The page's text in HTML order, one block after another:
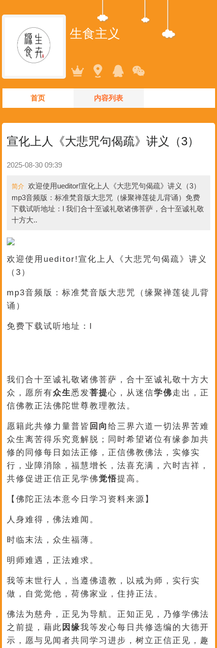
生食主义
首页 内容列表
宣化上人《大悲咒句偈疏》讲义（3）
2025-08-30 09:39
简介 欢迎使用ueditor!宣化上人《大悲咒句偈疏》讲义（3）
mp3音频版：标准梵音版大悲咒（缘聚禅莲徒儿背诵）免费
下载试听地址：l 我们合十至诚礼敬诸佛菩萨，合十至诚礼敬
十方大..
欢迎使用ueditor!宣化上人《大悲咒句偈疏》讲义
（3）
mp3音频版：标准梵音版大悲咒（缘聚禅莲徒儿背
诵）
免费下载试听地址：l
我们合十至诚礼敬诸佛菩萨，合十至诚礼敬十方大
众，愿所有众生悉发菩提心，从迷信学佛走出，正
信佛教正法佛陀世尊教理教法。
愿籍此共修力量普皆 回向给三界六道一切法界苦难
众生离苦得乐究竟解脱；同时希望诸位有缘参加共
修的同修每日如法正修，正信佛教佛法，实修实
行，业障消除，福慧增长，法喜充满，六时吉祥，
共修促进正信正见学佛 觉悟提高。
【佛陀正法本意今日学习资料来源】
人身难得，佛法难闻。
时临末法，众生福薄。
明师难遇，正法难求。
我等末世行人，当遵佛遗教，以戒为师，实行实
做，自觉觉他，荷佛家业，住持正法。
佛法为慈舟，正见为导航。正知正见，乃修学佛法
之前提，藉此 因缘我等发心每日共修选编的大德开
示，愿与见闻者共同学习进步，树立正信正见，趣